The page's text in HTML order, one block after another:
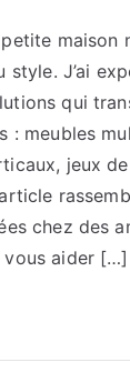
maison
J’ai
qui
: meubles
jeux
chez des
vous aider […]